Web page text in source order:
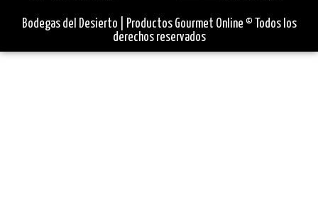
Bodegas del Desierto | Productos Gourmet Online © Todos los
derechos reservados